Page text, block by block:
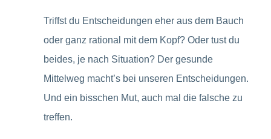
Triffst du Entscheidungen eher aus dem Bauch
oder ganz rational mit dem Kopf? Oder tust du
beides, je nach Situation? Der gesunde
Mittelweg macht’s bei unseren Entscheidungen.
Und ein bisschen Mut, auch mal die falsche zu
treffen.